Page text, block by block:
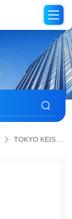
TOKYO KEISO东京计装